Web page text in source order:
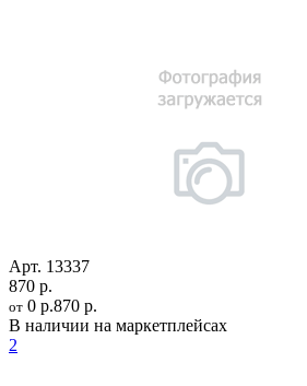
Арт. 13337
870 р.
от 0 р.870 р.
В наличии на маркетплейсах
2